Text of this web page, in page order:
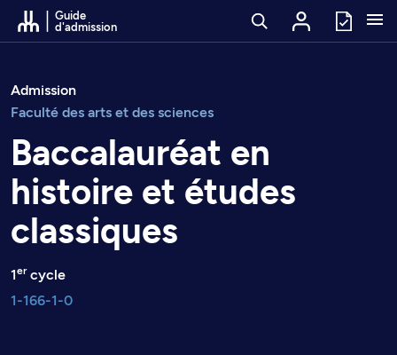
Passer au contenu
Guide
d'admission
Admission
Faculté des arts et des sciences
Baccalauréat en
histoire et études
classiques
1ercycle
1-166-1-0